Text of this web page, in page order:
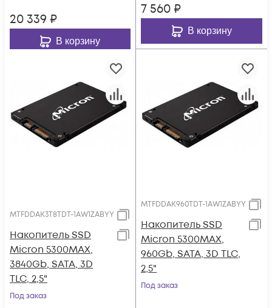
20 339 ₽
В корзину
7 560 ₽
В корзину
MTFDDAK3T8TDT-1AW1ZABYY
Накопитель SSD
Micron 5300MAX,
3840Gb, SATA, 3D
TLC, 2,5"
Под заказ
MTFDDAK960TDT-1AW1ZABYY
Накопитель SSD
Micron 5300MAX,
960Gb, SATA, 3D TLC,
2,5"
Под заказ